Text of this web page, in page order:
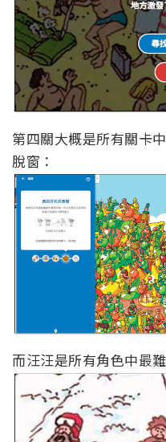
第四關大概是所有關卡
脫窗：
而汪汪是所有角色中最